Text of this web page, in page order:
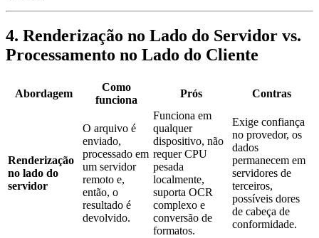
4. Renderização no Lado do Servidor vs.
Processamento no Lado do Cliente
Abordagem
Como
funciona
Prós Contras
Renderização
no lado do
servidor
O arquivo é
enviado,
processado em
um servidor
remoto e,
então, o
resultado é
devolvido.
Funciona em
qualquer
dispositivo, não
requer CPU
pesada
localmente,
suporta OCR
complexo e
conversão de
formatos.
Exige confiança
no provedor, os
dados
permanecem em
servidores de
terceiros,
possíveis dores
de cabeça de
conformidade.